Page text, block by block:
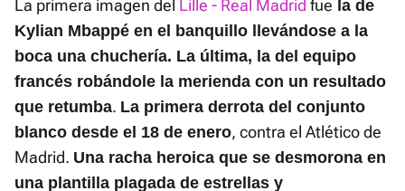
La primera imagen del Lille - Real Madrid fue la de
Kylian Mbappé en el banquillo llevándose a la
boca una chuchería. La última, la del equipo
francés robándole la merienda con un resultado
que retumba. La primera derrota del conjunto
blanco desde el 18 de enero, contra el Atlético de
Madrid. Una racha heroica que se desmorona en
una plantilla plagada de estrellas y